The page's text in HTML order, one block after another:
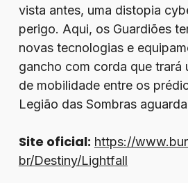
vista antes, uma distopia
perigo. Aqui, os Guardiões
novas tecnologias e
gancho com corda que trará
de mobilidade entre os
Legião das Sombras
Site oficial: https://
br/Destiny/Lightfall